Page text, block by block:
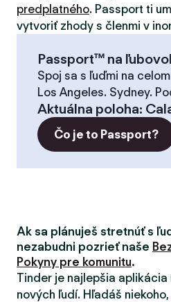
predplatného. Passport ti
vytvoriť zhody s členmi v
Passport™ na
Spoj sa s ľuďmi na
Los Angeles. Sydney.
Aktuálna poloha:
Čo je to Passport?
Ak sa plánuješ stretnúť s
nezabudni pozrieť naše
Pokyny pre komunitu.
Tinder je najlepšia aplikácia
nových ľudí. Hľadáš